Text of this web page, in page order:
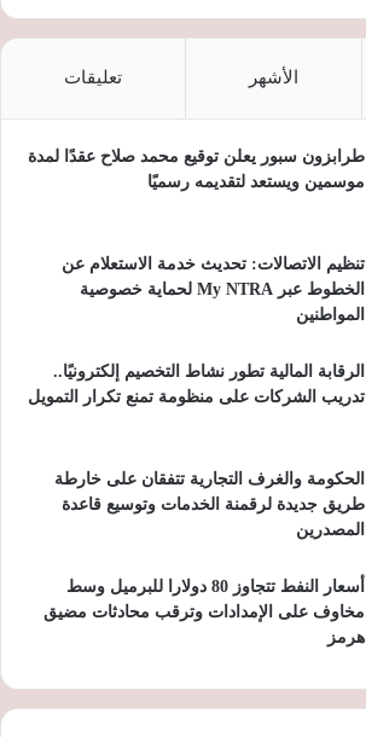
الأشهر تعليقات
طرابزون سبور يعلن توقيع محمد صلاح عقدًا لمدة
موسمين ويستعد لتقديمه رسميًا
تنظيم الاتصالات: تحديث خدمة الاستعلام عن
الخطوط عبر My NTRA لحماية خصوصية
المواطنين
الرقابة المالية تطور نشاط التخصيم إلكترونيًا..
تدريب الشركات على منظومة تمنع تكرار التمويل
الحكومة والغرف التجارية تتفقان على خارطة
طريق جديدة لرقمنة الخدمات وتوسيع قاعدة
المصدرين
أسعار النفط تتجاوز 80 دولارا للبرميل وسط
مخاوف على الإمدادات وترقب محادثات مضيق
هرمز